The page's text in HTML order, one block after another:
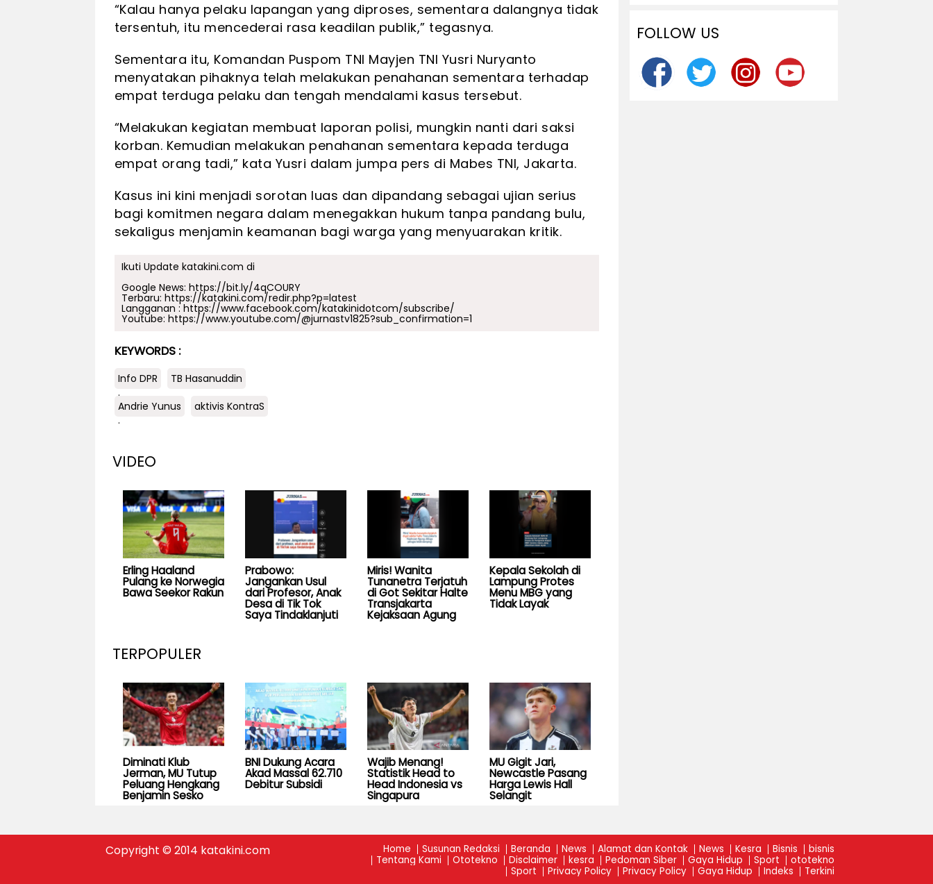
“Kalau hanya pelaku lapangan yang diproses, sementara dalangnya tidak
tersentuh, itu mencederai rasa keadilan publik,” tegasnya.
Sementara itu, Komandan Puspom TNI Mayjen TNI Yusri Nuryanto
menyatakan pihaknya telah melakukan penahanan sementara terhadap
empat terduga pelaku dan tengah mendalami kasus tersebut.
“Melakukan kegiatan membuat laporan polisi, mungkin nanti dari saksi
korban. Kemudian melakukan penahanan sementara kepada terduga
empat orang tadi,” kata Yusri dalam jumpa pers di Mabes TNI, Jakarta.
Kasus ini kini menjadi sorotan luas dan dipandang sebagai ujian serius
bagi komitmen negara dalam menegakkan hukum tanpa pandang bulu,
sekaligus menjamin keamanan bagi warga yang menyuarakan kritik.
Ikuti Update katakini.com di
Google News: https://bit.ly/4qCOURY
Terbaru: https://katakini.com/redir.php?p=latest
Langganan : https://www.facebook.com/katakinidotcom/subscribe/
Youtube: https://www.youtube.com/@jurnastv1825?sub_confirmation=1
KEYWORDS :
Info DPR
TB Hasanuddin
.
Andrie Yunus
aktivis KontraS
.
VIDEO
Erling Haaland
Pulang ke Norwegia
Bawa Seekor Rakun
Prabowo:
Jangankan Usul
dari Profesor, Anak
Desa di Tik Tok
Saya Tindaklanjuti
Miris! Wanita
Tunanetra Terjatuh
di Got Sekitar Halte
Transjakarta
Kejaksaan Agung
Kepala Sekolah di
Lampung Protes
Menu MBG yang
Tidak Layak
TERPOPULER
Diminati Klub
Jerman, MU Tutup
Peluang Hengkang
Benjamin Sesko
BNI Dukung Acara
Akad Massal 62.710
Debitur Subsidi
Wajib Menang!
Statistik Head to
Head Indonesia vs
Singapura
MU Gigit Jari,
Newcastle Pasang
Harga Lewis Hall
Selangit
FOLLOW US
Home Susunan Redaksi Beranda News Alamat dan Kontak News Kesra Bisnis
bisnis
Tentang Kami
Ototekno Disclaimer kesra Pedoman Siber Gaya Hidup Sport
ototekno
Sport
Privacy Policy Privacy Policy Gaya Hidup Indeks Terkini
Copyright © 2014 katakini.com